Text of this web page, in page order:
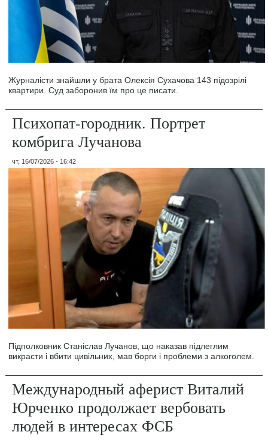
Журналісти знайшли у брата Олексія Сухачова 143 підозрілі
квартири. Суд заборонив їм про це писати.
Психопат-городник. Портрет
комбрига Лучанова
чт, 16/07/2026 - 16:42
Підполковник Станіслав Лучанов, що наказав підлеглим
викрасти і вбити цивільних, мав борги і проблеми з алкоголем.
Международный аферист Виталий
Юрченко продолжает вербовать
людей в интересах ФСБ